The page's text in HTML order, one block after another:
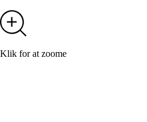
Klik for at zoome